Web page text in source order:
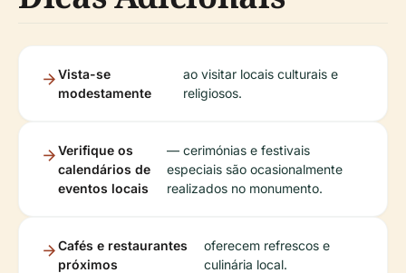
Vista-se
modestamente
ao visitar locais culturais e
religiosos.
Verifique os
calendários de
eventos locais
— cerimónias e festivais
especiais são ocasionalmente
realizados no monumento.
Cafés e restaurantes
próximos
oferecem refrescos e
culinária local.